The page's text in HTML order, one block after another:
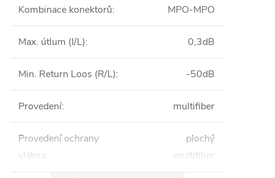
Kombinace konektorů: MPO-MPO
Max. útlum (I/L): 0,3dB
Min. Return Loos (R/L): -50dB
Provedení: multifiber
Provedení ochrany
vlákna:
plochý
multifiber